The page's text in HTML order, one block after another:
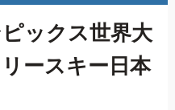
ックス世界大
ースキー日本